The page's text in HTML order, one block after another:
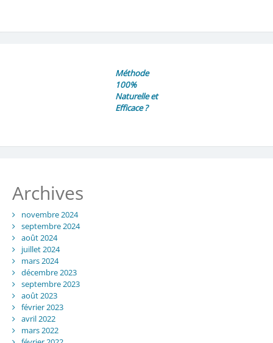
Méthode
100%
Naturelle et
Efficace ?
Archives
novembre 2024
septembre 2024
août 2024
juillet 2024
mars 2024
décembre 2023
septembre 2023
août 2023
février 2023
avril 2022
mars 2022